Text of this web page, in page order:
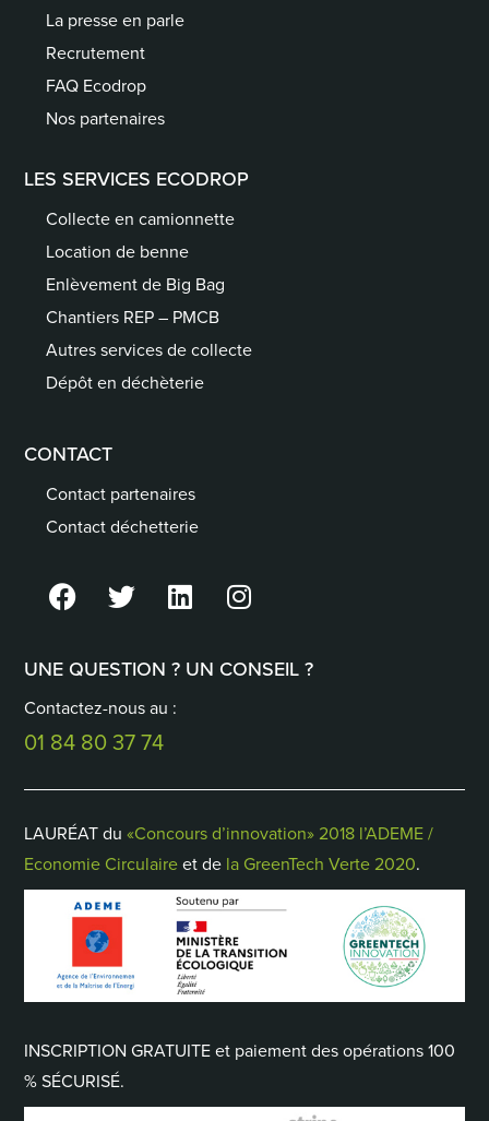
La presse en parle
Recrutement
FAQ Ecodrop
Nos partenaires
LES SERVICES ECODROP
Collecte en camionnette
Location de benne
Enlèvement de Big Bag
Chantiers REP – PMCB
Autres services de collecte
Dépôt en déchèterie
CONTACT
Contact partenaires
Contact déchetterie
UNE QUESTION ? UN CONSEIL ?
Contactez-nous au :
01 84 80 37 74
LAURÉAT du«Concours d’innovation» 2018 l’ADEME /
Economie Circulaireet de la GreenTech Verte 2020.
INSCRIPTION GRATUITE et paiement des opérations 100
% SÉCURISÉ.